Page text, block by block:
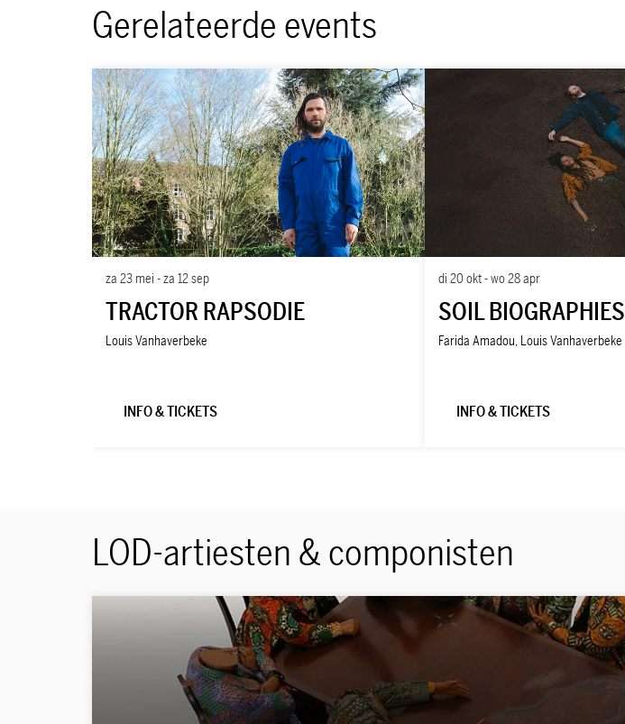
Gerelateerde events
TRACTOR RAPSODIE
Louis Vanhaverbeke
za 23 mei -za 12 sep
INFO & TICKETS
SOIL BIOGRAPHIES
Farida Amadou, Louis Vanhaverbeke
di 20 okt-wo 28 apr
INFO & TICKETS
LOD-artiesten & componisten